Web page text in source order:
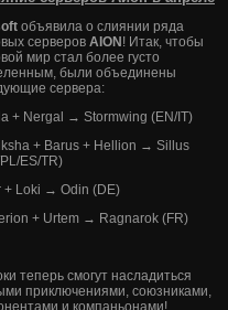
объявила о слиянии ряда
серверов AION ! Итак, чтобы
мир стал более густо
были объединены
сервера:
+ Nergal → Stormwing (EN/IT)
+ Barus + Hellion → Sillus
ES/TR)
+ Loki → Odin (DE)
+ Urtem → Ragnarok (FR)
теперь смогут насладиться
приключениями, союзниками,